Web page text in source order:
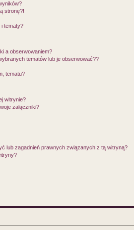
stronę?!
tematy?
a obserwowaniem?
tematów lub je obserwować??
tematu?
witrynie?
załączniki?
lub zagadnień prawnych związanych z tą witryną?